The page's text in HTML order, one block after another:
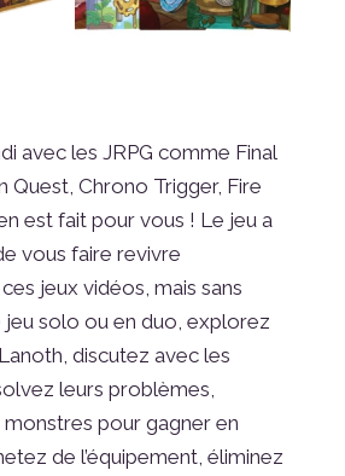
avec les JRPG comme Final
Quest, Chrono Trigger, Fire
est fait pour vous ! Le jeu a
vous faire revivre
jeux vidéos, mais sans
jeu solo ou en duo, explorez
discutez avec les
leurs problèmes,
pour gagner en
de l’équipement, éliminez